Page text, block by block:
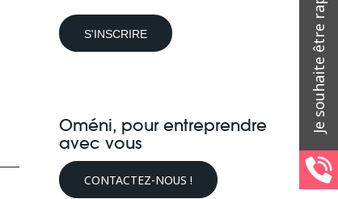
Oméni, pour entreprendre
avec vous
CONTACTEZ-NOUS !